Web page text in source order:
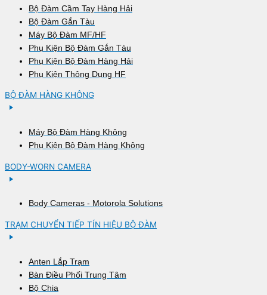
Bộ Đàm Cầm Tay Hàng Hải
Bộ Đàm Gắn Tàu
Máy Bộ Đàm MF/HF
Phụ Kiện Bộ Đàm Gắn Tàu
Phụ Kiện Bộ Đàm Hàng Hải
Phụ Kiện Thông Dụng HF
BỘ ĐÀM HÀNG KHÔNG
Máy Bộ Đàm Hàng Không
Phụ Kiện Bộ Đàm Hàng Không
BODY-WORN CAMERA
Body Cameras - Motorola Solutions
TRẠM CHUYỂN TIẾP TÍN HIỆU BỘ ĐÀM
Anten Lắp Trạm
Bàn Điều Phối Trung Tâm
Bộ Chia